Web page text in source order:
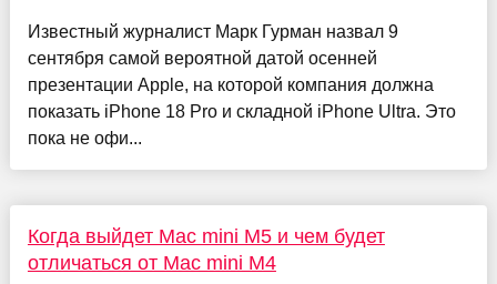
Известный журналист Марк Гурман назвал 9
сентября самой вероятной датой осенней
презентации Apple, на которой компания должна
показать iPhone 18 Pro и складной iPhone Ultra. Это
пока не офи...
Когда выйдет Mac mini M5 и чем будет
отличаться от Mac mini M4